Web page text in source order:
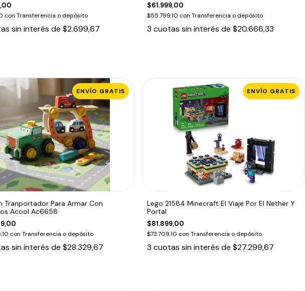
con Transferencia o depósito
sin interés de $2.699,67
$61.999,00
$55.799,10 con Transferencia o depósito
3 cuotas sin interés de$20.666,33
ENVÍO GRATIS
Tranportador Para Armar Con
Acool Ac6658
con Transferencia o depósito
sin interés de $28.329,67
ENVÍO GRATIS
Lego 21584 Minecraft El Viaje Por El Nether Y
Portal
$81.899,00
$73.709,10 con Transferencia o depósito
3 cuotas sin interés de$27.299,67